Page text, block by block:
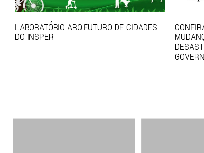
LABORATÓRIO ARQ.FUTURO DE CIDADES
DO INSPER